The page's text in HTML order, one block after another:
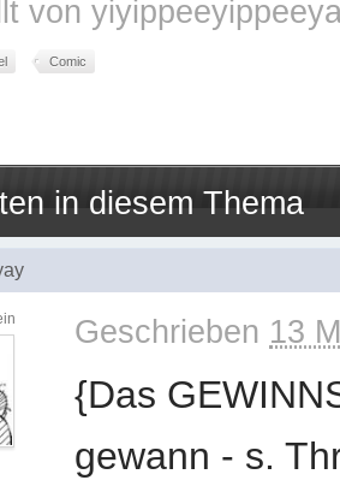
von
Comic
in diesem Thema
Geschrieben 13
{Das
gewann - s.